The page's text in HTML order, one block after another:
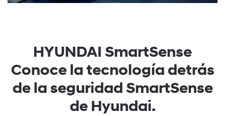
HYUNDAI SmartSense
Conoce la tecnología detrás
de la seguridad SmartSense
de Hyundai.